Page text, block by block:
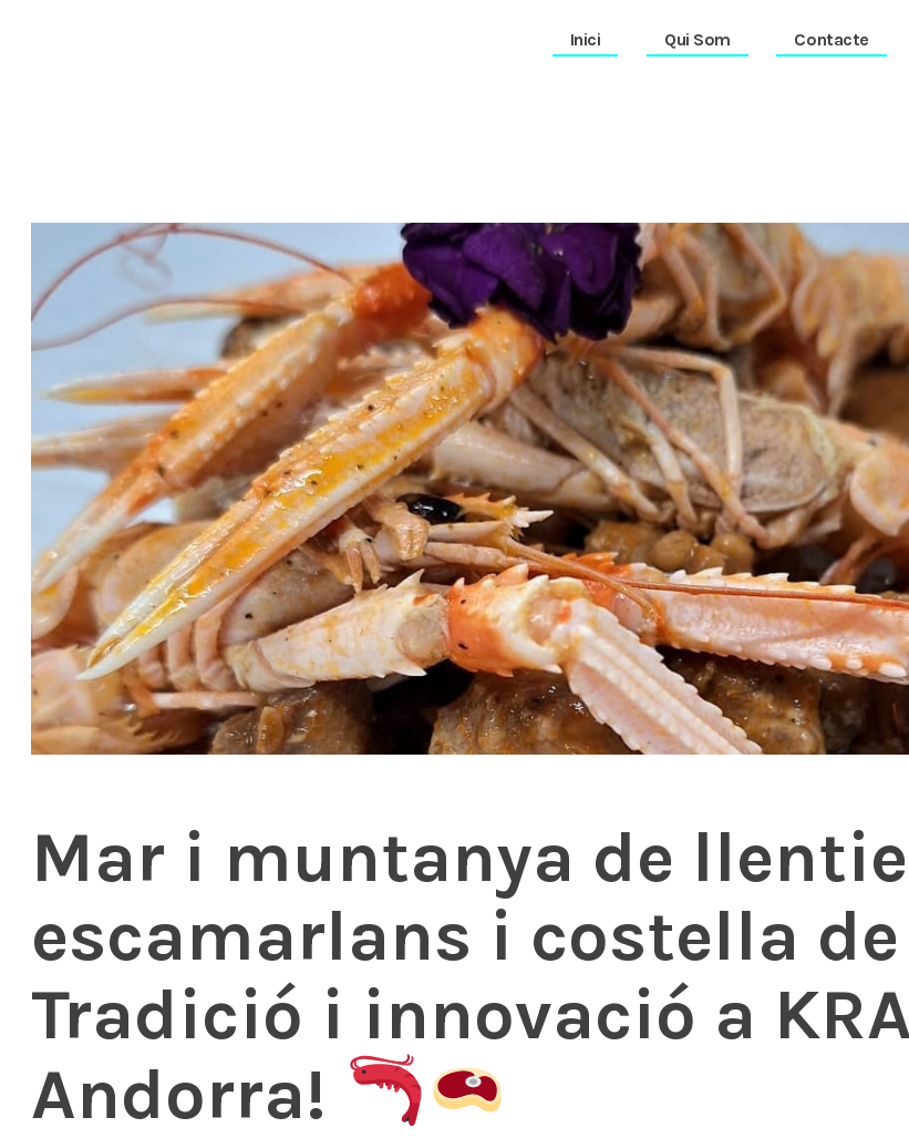
Inici Qui Som Contacte
Mar i muntanya de
escamarlans i costella
Tradició i innovació a
Andorra!